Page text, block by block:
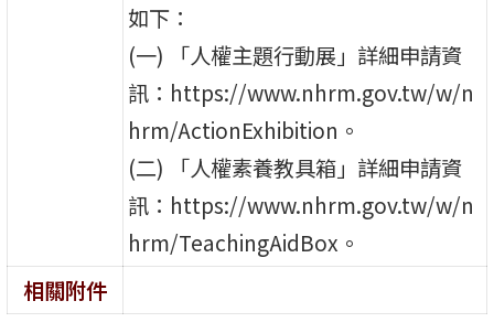
如下：
(一) 「人權主題行動展」詳細申請資
訊：https://www.nhrm.gov.tw/w/n
hrm/ActionExhibition。
(二) 「人權素養教具箱」詳細申請資
訊：https://www.nhrm.gov.tw/w/n
hrm/TeachingAidBox。
相關附件